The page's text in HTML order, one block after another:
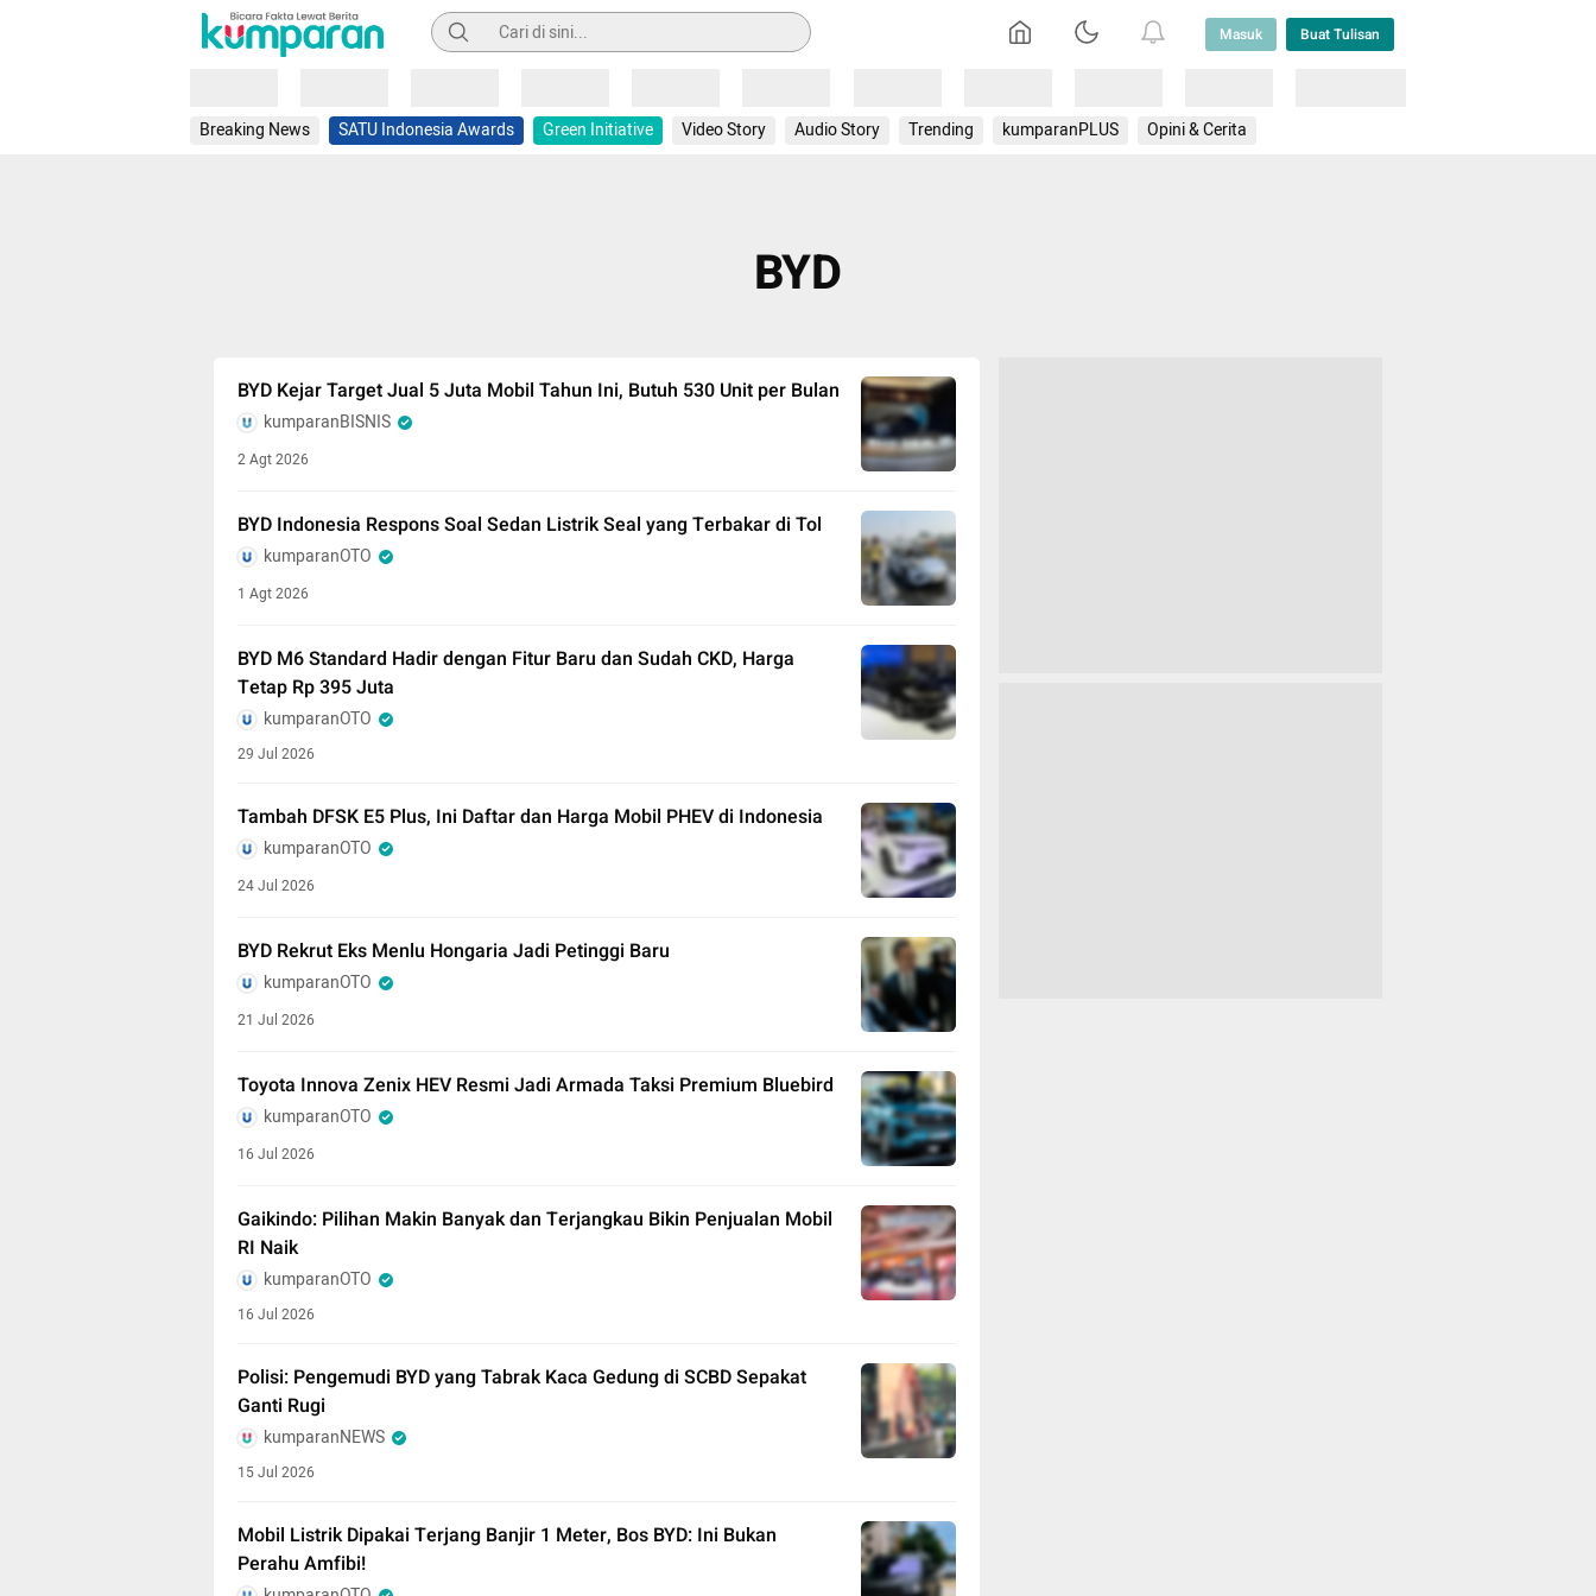
Pencarian Masuk Buat Tulisan
Breaking News SATU Indonesia Awards Green Initiative Video Story Audio Story Trending kumparanPLUS Opini & Cerita
BYD
BYD Kejar Target Jual 5 Juta Mobil Tahun Ini, Butuh 530 Unit per Bulan
kumparanBISNIS
2 Agt 2026
BYD Indonesia Respons Soal Sedan Listrik Seal yang Terbakar di Tol
kumparanOTO
1 Agt 2026
BYD M6 Standard Hadir dengan Fitur Baru dan Sudah CKD, Harga
Tetap Rp 395 Juta
kumparanOTO
29 Jul 2026
Tambah DFSK E5 Plus, Ini Daftar dan Harga Mobil PHEV di Indonesia
kumparanOTO
24 Jul 2026
BYD Rekrut Eks Menlu Hongaria Jadi Petinggi Baru
kumparanOTO
21 Jul 2026
Toyota Innova Zenix HEV Resmi Jadi Armada Taksi Premium Bluebird
kumparanOTO
16 Jul 2026
Gaikindo: Pilihan Makin Banyak dan Terjangkau Bikin Penjualan Mobil
RI Naik
kumparanOTO
16 Jul 2026
Polisi: Pengemudi BYD yang Tabrak Kaca Gedung di SCBD Sepakat
Ganti Rugi
kumparanNEWS
15 Jul 2026
Mobil Listrik Dipakai Terjang Banjir 1 Meter, Bos BYD: Ini Bukan
Perahu Amfibi!